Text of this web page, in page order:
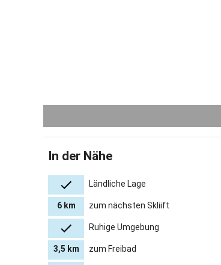
In der Nähe
Ländliche Lage
6 km zum nächsten Skliift
Ruhige Umgebung
3,5 km zum Freibad